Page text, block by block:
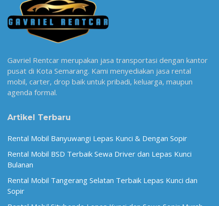
Gavriel Rentcar merupakan jasa transportasi dengan kantor
pusat di Kota Semarang. Kami menyediakan jasa rental
mobil, carter, drop baik untuk pribadi, keluarga, maupun
agenda formal.
Artikel Terbaru
Rental Mobil Banyuwangi Lepas Kunci & Dengan Sopir
Rental Mobil BSD Terbaik Sewa Driver dan Lepas Kunci
Bulanan
Rental Mobil Tangerang Selatan Terbaik Lepas Kunci dan
Sopir